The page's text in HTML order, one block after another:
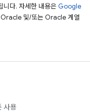
니다. 자세한 내용은 Google
Oracle 및/또는 Oracle 계열
사용